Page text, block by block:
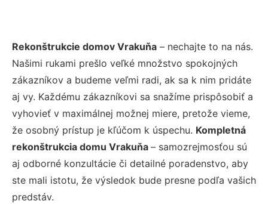
Rekonštrukcie domov Vrakuňa – nechajte to na nás.
Našimi rukami prešlo veľké množstvo spokojných
zákazníkov a budeme veľmi radi, ak sa k nim pridáte
aj vy. Každému zákazníkovi sa snažíme prispôsobiť a
vyhovieť v maximálnej možnej miere, pretože vieme,
že osobný prístup je kľúčom k úspechu. Kompletná
rekonštrukcia domu Vrakuňa – samozrejmosťou sú
aj odborné konzultácie či detailné poradenstvo, aby
ste mali istotu, že výsledok bude presne podľa vašich
predstáv.